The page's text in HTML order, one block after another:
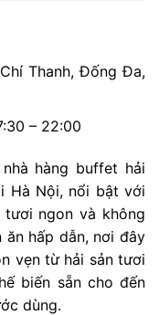
Thanh, Đống Đa,
– 22:00
hàng buffet hải
Hà Nội, nổi bật với
ngon và không
hấp dẫn, nơi đây
vẹn từ hải sản tươi
biến sẵn cho đến
dùng.